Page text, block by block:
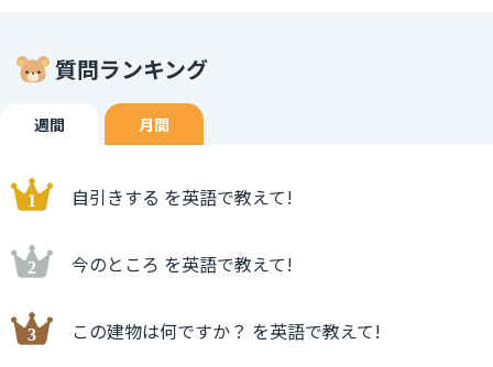
質問ランキング
週間 月間
自引きする を英語で教えて!
今のところ を英語で教えて!
この建物は何ですか？ を英語で教えて!